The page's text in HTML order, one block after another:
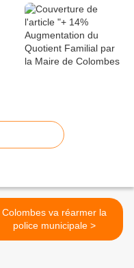
Colombes va réarmer la
police municipale >